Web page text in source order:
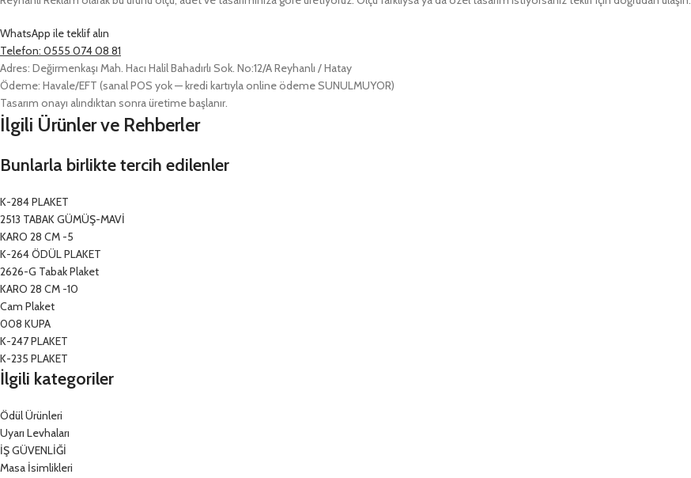
WhatsApp ile teklif alın
Telefon: 0555 074 08 81
Adres: Değirmenkaşı Mah. Hacı Halil Bahadırlı Sok. No:12/A Reyhanlı / Hatay
Ödeme: Havale/EFT (sanal POS yok — kredi kartıyla online ödeme SUNULMUYOR)
Tasarım onayı alındıktan sonra üretime başlanır.
İlgili Ürünler ve Rehberler
Bunlarla birlikte tercih edilenler
K-284 PLAKET
2513 TABAK GÜMÜŞ-MAVİ
KARO 28 CM -5
K-264 ÖDÜL PLAKET
2626-G Tabak Plaket
KARO 28 CM -10
Cam Plaket
008 KUPA
K-247 PLAKET
K-235 PLAKET
İlgili kategoriler
Ödül Ürünleri
Uyarı Levhaları
İŞ GÜVENLİĞİ
Masa İsimlikleri